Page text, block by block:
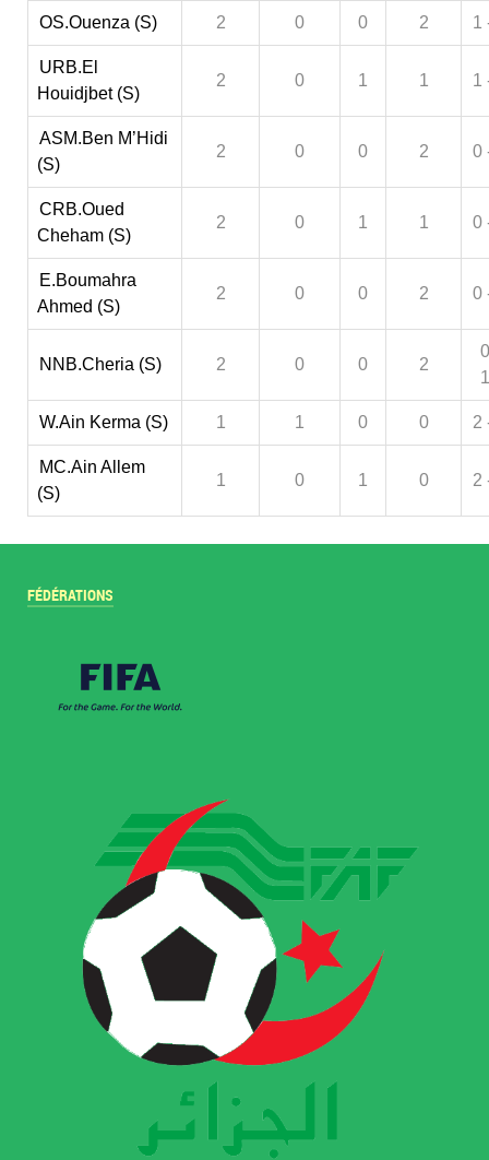
OS.Ouenza (S) 2 0 0 2 1
URB.El
Houidjbet (S)
2 0 1 1 1
ASM.Ben M’Hidi
(S)
2 0 0 2 0
CRB.Oued
Cheham (S)
2 0 1 1 0
E.Boumahra
Ahmed (S)
2 0 0 2 0
NNB.Cheria (S) 2 0 0 2
W.Ain Kerma (S) 1 1 0 0 2
MC.Ain Allem
(S)
1 0 1 0 2
FÉDÉRATIONS